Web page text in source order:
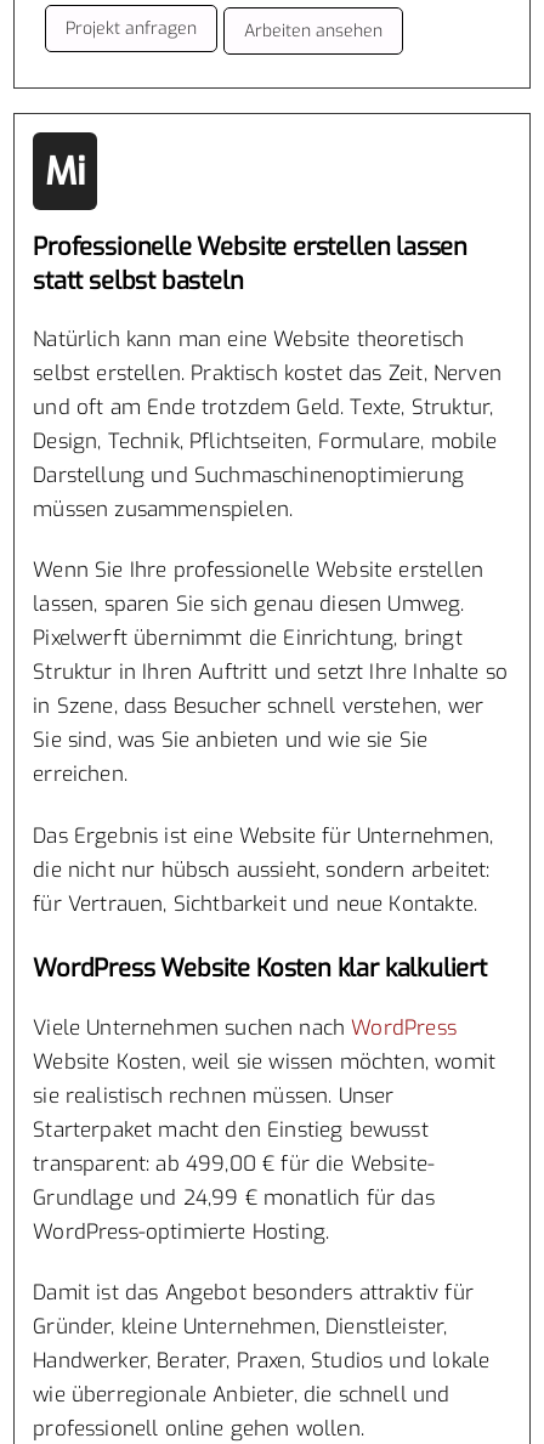
Projekt anfragen Arbeiten ansehen
Mi
Professionelle Website erstellen lassen
statt selbst basteln
Natürlich kann man eine Website theoretisch
selbst erstellen. Praktisch kostet das Zeit, Nerven
und oft am Ende trotzdem Geld. Texte, Struktur,
Design, Technik, Pflichtseiten, Formulare, mobile
Darstellung und Suchmaschinenoptimierung
müssen zusammenspielen.
Wenn Sie Ihre professionelle Website erstellen
lassen, sparen Sie sich genau diesen Umweg.
Pixelwerft übernimmt die Einrichtung, bringt
Struktur in Ihren Auftritt und setzt Ihre Inhalte so
in Szene, dass Besucher schnell verstehen, wer
Sie sind, was Sie anbieten und wie sie Sie
erreichen.
Das Ergebnis ist eine Website für Unternehmen,
die nicht nur hübsch aussieht, sondern arbeitet:
für Vertrauen, Sichtbarkeit und neue Kontakte.
WordPress Website Kosten klar kalkuliert
Viele Unternehmen suchen nachWordPress
Website Kosten, weil sie wissen möchten, womit
sie realistisch rechnen müssen. Unser
Starterpaket macht den Einstieg bewusst
transparent: ab 499,00 € für die Website-
Grundlage und 24,99 € monatlich für das
WordPress-optimierte Hosting.
Damit ist das Angebot besonders attraktiv für
Gründer, kleine Unternehmen, Dienstleister,
Handwerker, Berater, Praxen, Studios und lokale
wie überregionale Anbieter, die schnell und
professionell online gehen wollen.